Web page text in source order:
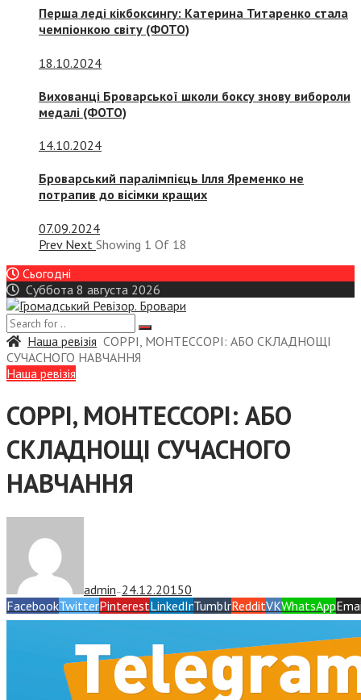
Перша леді кікбоксингу: Катерина Титаренко стала
чемпіонкою світу (ФОТО)
18.10.2024
Вихованці Броварської школи боксу знову вибороли
медалі (ФОТО)
14.10.2024
Броварський паралімпієць Ілля Яременко не
потрапив до вісімки кращих
07.09.2024
Prev Next Showing 1 Of 18
Сьогодні
Суббота 8 августа 2026
Наша ревізія СОРРІ, МОНТЕССОРІ: АБО СКЛАДНОЩІ
СУЧАСНОГО НАВЧАННЯ
Наша ревізія
СОРРІ, МОНТЕССОРІ: АБО
СКЛАДНОЩІ СУЧАСНОГО
НАВЧАННЯ
admin — 24.12.20150
FacebookTwitterPinterestLinkedInTumblrRedditVKWhatsApp